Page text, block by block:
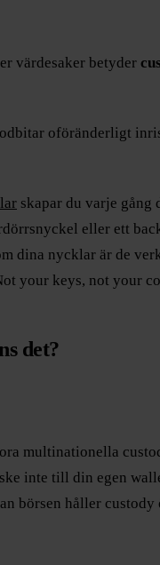
värdesaker betyder
oföränderligt
skapar du varje
eller ett
dina nycklar är de
your keys, not your
det?
multinationella
inte till din egen
börsen håller